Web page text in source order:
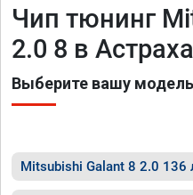
Чип тюнинг
2.0 8 в
Выберите вашу
Mitsubishi Galant 8 2.0 136